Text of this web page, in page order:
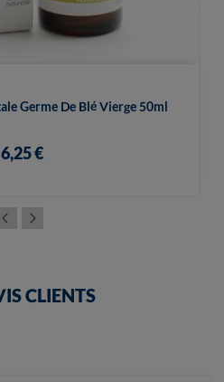
Germe De Blé Vierge 50ml
6,25 €
CLIENTS